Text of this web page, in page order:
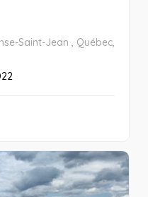
Saint-Jean , Québec,